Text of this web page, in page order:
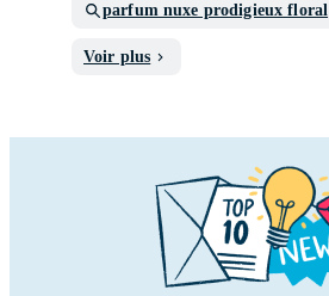
parfum nuxe prodigieux floral
Voir plus